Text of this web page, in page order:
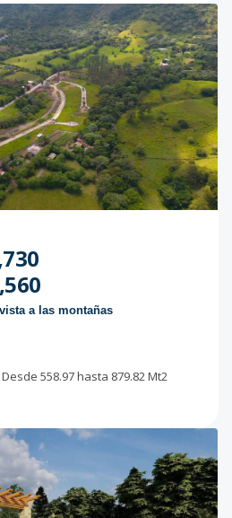
a las montañas
Desde 558.97hasta 879.82Mt2